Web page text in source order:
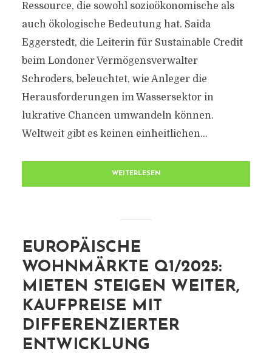
Ressource, die sowohl sozioökonomische als
auch ökologische Bedeutung hat. Saida
Eggerstedt, die Leiterin für Sustainable Credit
beim Londoner Vermögensverwalter
Schroders, beleuchtet, wie Anleger die
Herausforderungen im Wassersektor in
lukrative Chancen umwandeln können.
Weltweit gibt es keinen einheitlichen...
WEITERLESEN
EUROPÄISCHE
WOHNMÄRKTE Q1/2025:
MIETEN STEIGEN WEITER,
KAUFPREISE MIT
DIFFERENZIERTER
ENTWICKLUNG